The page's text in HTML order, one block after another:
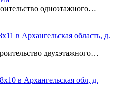
одноэтажного…
в Архангельская область, д.
двухэтажного…
в Архангельская обл, д.